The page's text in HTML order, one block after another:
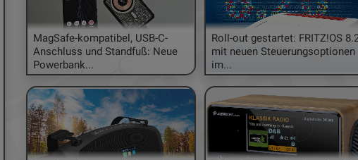
Mähroboter Sunseeker V1 für kleine Flächen
Smarter Kleingärtner
In kaum einer Maschinen-Gattung geht die
Entwicklung so schnell von statten, wie bei den
Soundmaster
Vielseitiges
Sie hören gerne
möchten sich
MagSafe-kompatibel, USB-C-
Anschluss und Standfuß: Neue
Powerbank...
Roll-out gestartet: FRITZ!OS
mit neuen Steuerungsoptionen
im...